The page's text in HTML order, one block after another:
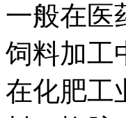
一般在医
饲料加工
在化肥工